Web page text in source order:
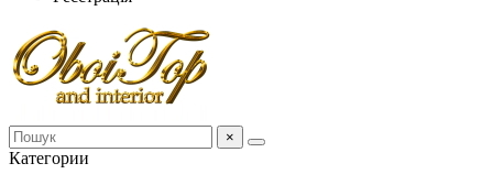
×
Категории